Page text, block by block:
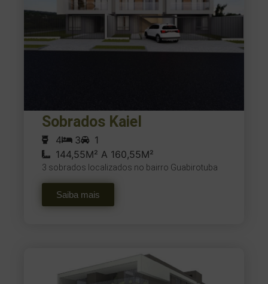
Sobrados Kaiel
4 3
1
144,55M² A 160,55M²
3 sobrados localizados no bairro Guabirotuba
Saiba mais